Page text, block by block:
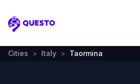
Questo
Cities > Italy > Taormina